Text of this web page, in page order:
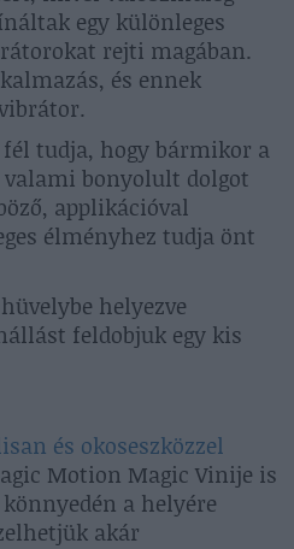
egy különleges
rejti magában.
és ennek
tudja, hogy bármikor a
bonyolult dolgot
applikációval
élményhez tudja önt
helyezve
feldobjuk egy kis
és okoseszközzel
Motion Magic Vinije is
a helyére
akár